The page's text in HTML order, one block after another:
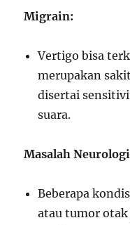
Migrain:
Vertigo bisa
merupakan
disertai
suara.
Masalah
Beberapa
atau tumor otak